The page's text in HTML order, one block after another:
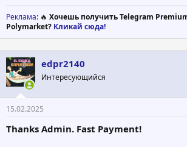
Реклама: 🔥 Хочешь получить Telegram
Polymarket? Кликай сюда!
edpr2140
Интересующийся
15.02.2025
Thanks Admin. Fast Payment!